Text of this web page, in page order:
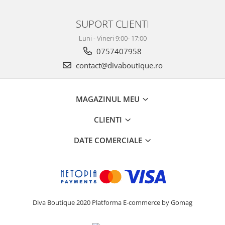
SUPORT CLIENTI
Luni - Vineri 9:00- 17:00
0757407958
contact@divaboutique.ro
MAGAZINUL MEU
CLIENTI
DATE COMERCIALE
Diva Boutique 2020 Platforma E-commerce by Gomag